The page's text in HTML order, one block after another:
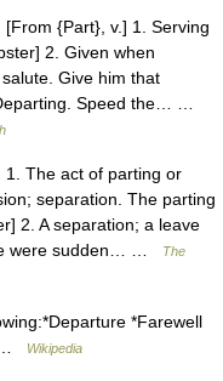
{Part}, v.] 1. Serving
2. Given when
Give him that
Speed the… …
The act of parting or
separation. The parting
2. A separation; a leave
were sudden… …
The
*Farewell
…
Wikipedia